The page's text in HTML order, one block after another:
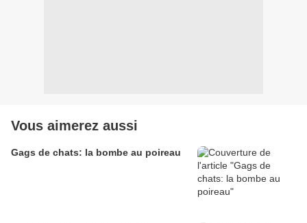
Vous aimerez aussi
Gags de chats: la bombe au poireau